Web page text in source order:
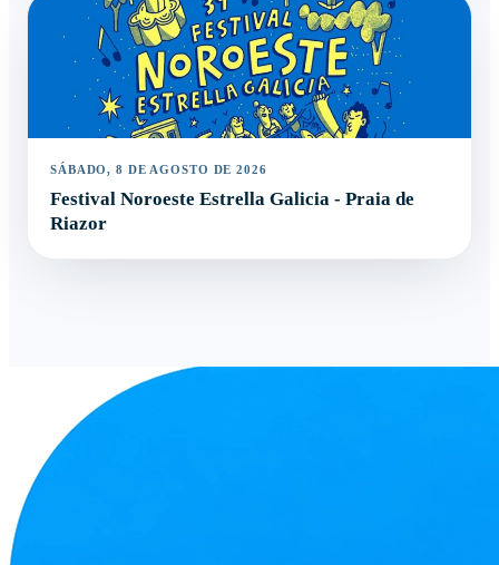
SÁBADO, 8 DE AGOSTO DE 2026
Festival Noroeste Estrella Galicia - Praia de
Riazor